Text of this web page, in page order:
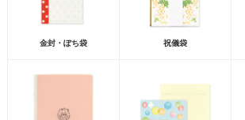
金封・ぽち袋 祝儀袋